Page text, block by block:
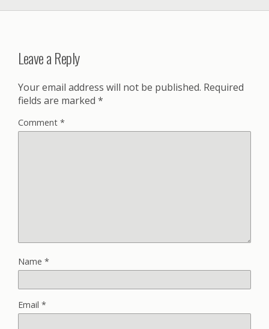
Leave a Reply
Your email address will not be published. Required
fields are marked *
Comment *
Name *
Email *